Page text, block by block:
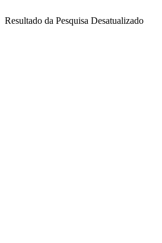
Resultado da Pesquisa Desatualizado